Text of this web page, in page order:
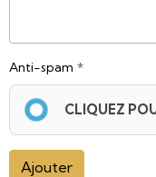
Anti-spam
CLIQUEZ
Ajouter